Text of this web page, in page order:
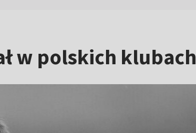
w polskich klubach